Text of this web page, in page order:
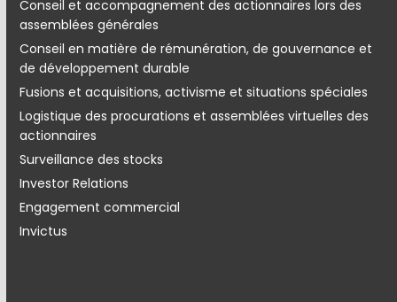
Conseil et accompagnement des actionnaires lors des
assemblées générales
Conseil en matière de rémunération, de gouvernance et
de développement durable
Fusions et acquisitions, activisme et situations spéciales
Logistique des procurations et assemblées virtuelles des
actionnaires
Surveillance des stocks
Investor Relations
Engagement commercial
Invictus